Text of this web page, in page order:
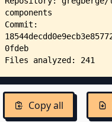
Copy all